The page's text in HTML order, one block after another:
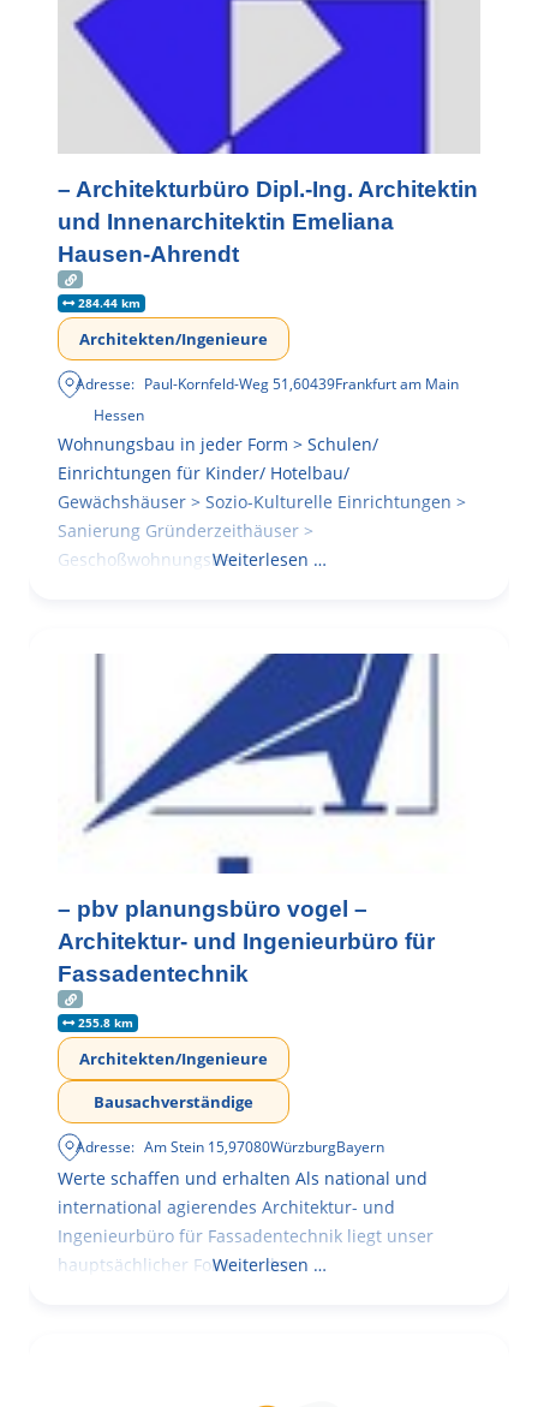
– Architekturbüro Dipl.-Ing. Architektin
und Innenarchitektin Emeliana
Hausen-Ahrendt
284.44 km
Architekten/Ingenieure
Adresse: Paul-Kornfeld-Weg 51,60439Frankfurt am Main
Hessen
Wohnungsbau in jeder Form > Schulen/
Einrichtungen für Kinder/ Hotelbau/
Gewächshäuser > Sozio-Kulturelle Einrichtungen >
Sanierung Gründerzeithäuser >
GeschoßwohnungsbauWeiterlesen …
– pbv planungsbüro vogel –
Architektur- und Ingenieurbüro für
Fassadentechnik
255.8 km
Architekten/Ingenieure
Bausachverständige
Adresse: Am Stein 15,97080WürzburgBayern
Werte schaffen und erhalten Als national und
international agierendes Architektur- und
Ingenieurbüro für Fassadentechnik liegt unser
hauptsächlicher Fokus in der
Weiterlesen …